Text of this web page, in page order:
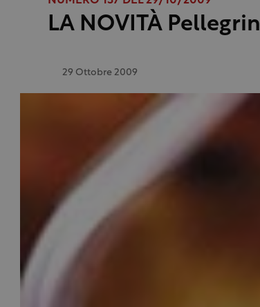
LA NOVITÀ
29 Ottobre 2009